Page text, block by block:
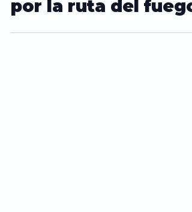
Un viaje culinario
por la ruta del fuego